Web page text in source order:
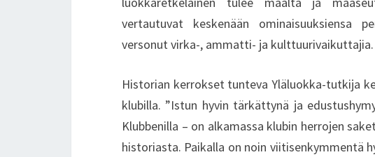
vertautuvat keskenään ominaisuuksiensa
versonut virka-, ammatti- ja kulttuurivaikuttajia.
Historian kerrokset tunteva Yläluokka-tutkija
klubilla. ”Istun hyvin tärkättynä ja
Klubbenilla – on alkamassa klubin herrojen
historiasta. Paikalla on noin viitisenkymmentä